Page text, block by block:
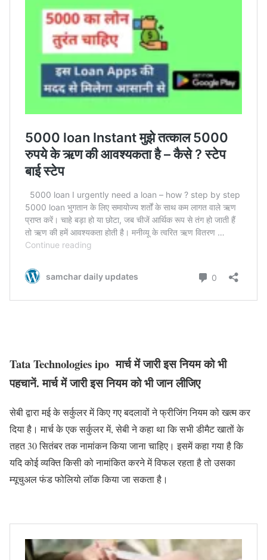
Tata Technologies ipo मार्च में जारी इस नियम को भी
पहचानें.मार्च में जारी इस नियम को भी जान लीजिए
सेबी द्वारा मई के सर्कुलर में किए गए बदलावों ने फ्रीजिंग नियम को खत्म कर
दिया है। मार्च के एक सर्कुलर में, सेबी ने कहा था कि सभी डीमैट खातों के
तहत 30 सितंबर तक नामांकन किया जाना चाहिए। इसमें कहा गया है कि
यदि कोई व्यक्ति किसी को नामांकित करने में विफल रहता है तो उसका
म्यूचुअल फंड फोलियो लॉक किया जा सकता है।